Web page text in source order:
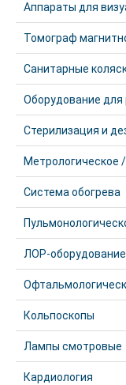
Аппараты для
Томограф
Санитарные
Оборудование
Стерилизация и
Метрологическое
Система обогрева
ЛОР-оборудование
Кольпоскопы
Лампы смотровые
Кардиология